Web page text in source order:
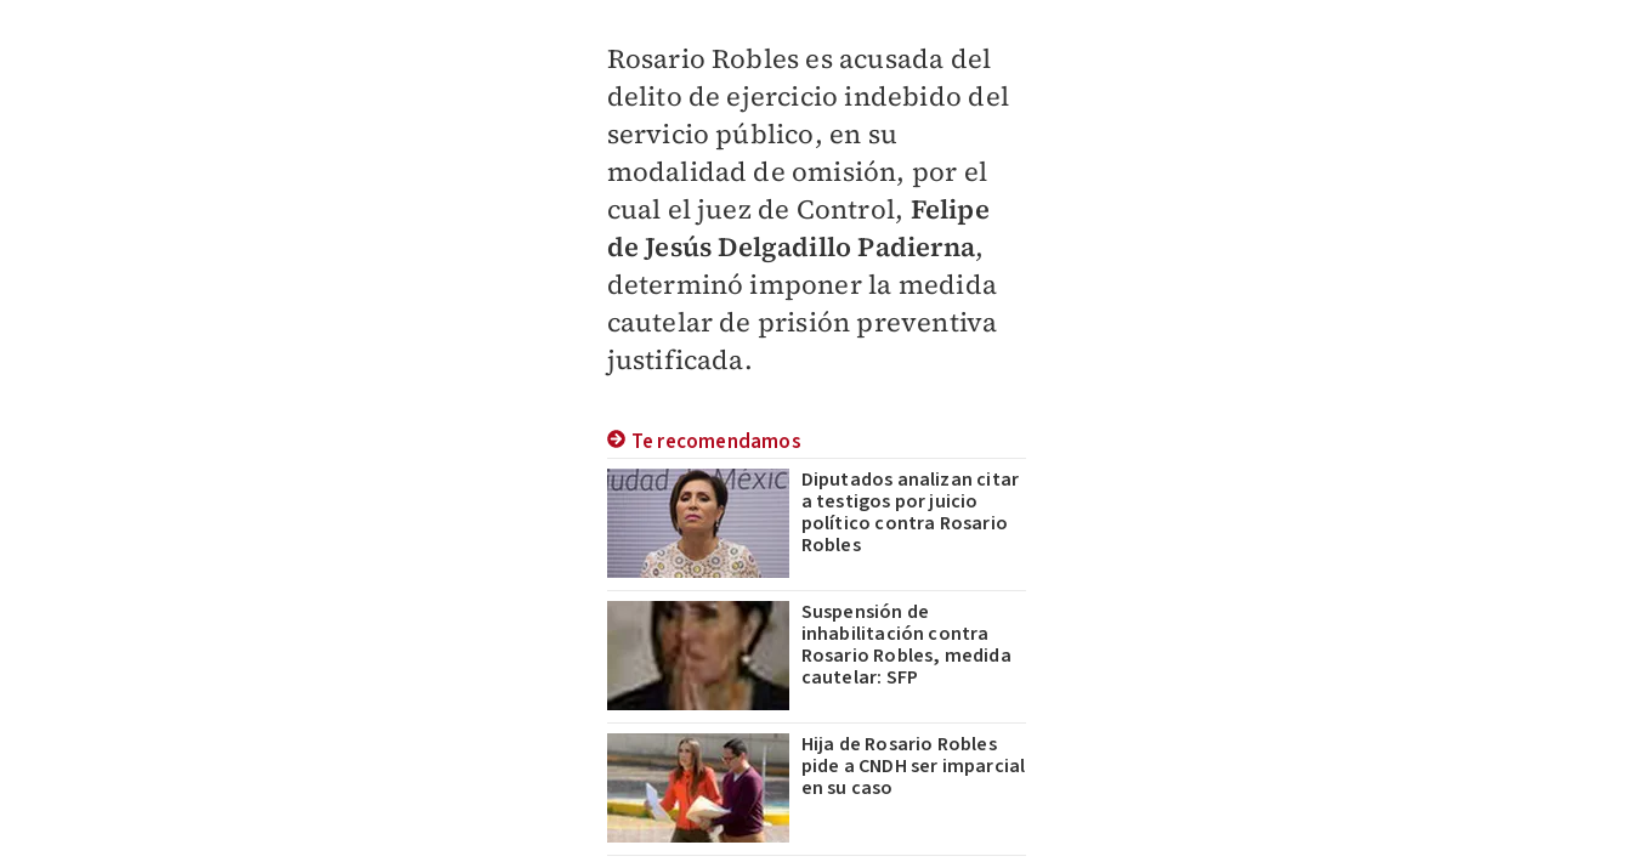
Rosario Robles es acusada del
delito de ejercicio indebido del
servicio público, en su
modalidad de omisión, por el
cual el juez de Control, Felipe
de Jesús Delgadillo Padierna,
determinó imponer la medida
cautelar de prisión preventiva
justificada.
Te recomendamos
Diputados analizan citar
a testigos por juicio
político contra Rosario
Robles
Suspensión de
inhabilitación contra
Rosario Robles, medida
cautelar: SFP
Hija de Rosario Robles
pide a CNDH ser imparcial
en su caso